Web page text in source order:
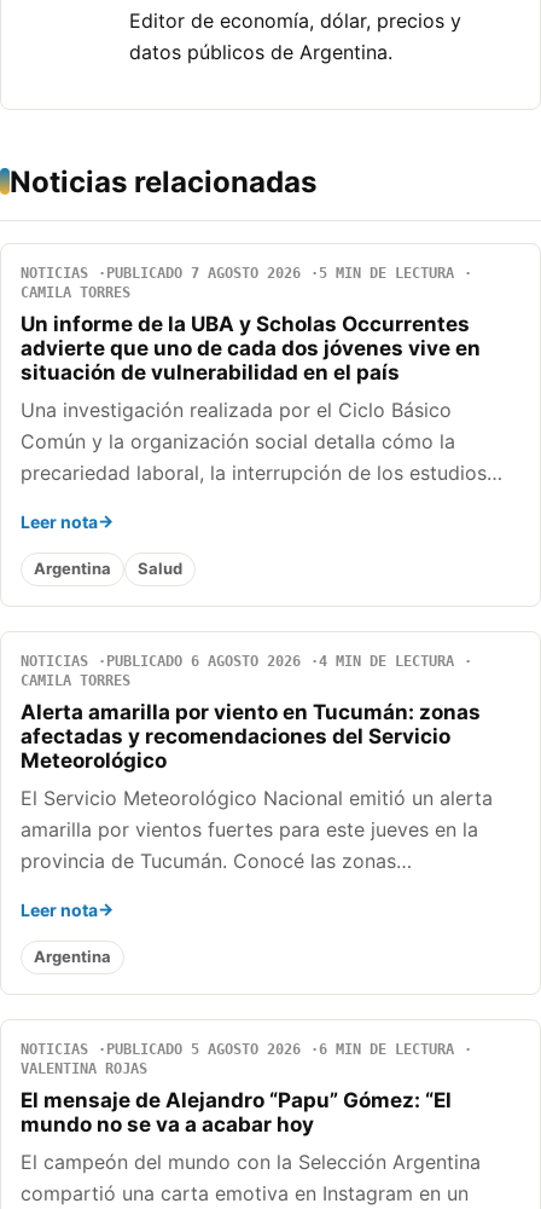
Editor de economía, dólar, precios y
datos públicos de Argentina.
Noticias relacionadas
NOTICIAS PUBLICADO 7 AGOSTO 2026
5 MIN DE LECTURA
CAMILA TORRES
Un informe de la UBA y Scholas Occurrentes
advierte que uno de cada dos jóvenes vive en
situación de vulnerabilidad en el país
Una investigación realizada por el Ciclo Básico
Común y la organización social detalla cómo la
precariedad laboral, la interrupción de los estudios…
Leer nota
Argentina Salud
NOTICIAS PUBLICADO 6 AGOSTO 2026
4 MIN DE LECTURA
CAMILA TORRES
Alerta amarilla por viento en Tucumán: zonas
afectadas y recomendaciones del Servicio
Meteorológico
El Servicio Meteorológico Nacional emitió un alerta
amarilla por vientos fuertes para este jueves en la
provincia de Tucumán. Conocé las zonas…
Leer nota
Argentina
NOTICIAS PUBLICADO 5 AGOSTO 2026
6 MIN DE LECTURA
VALENTINA ROJAS
El mensaje de Alejandro “Papu” Gómez: “El
mundo no se va a acabar hoy
El campeón del mundo con la Selección Argentina
compartió una carta emotiva en Instagram en un